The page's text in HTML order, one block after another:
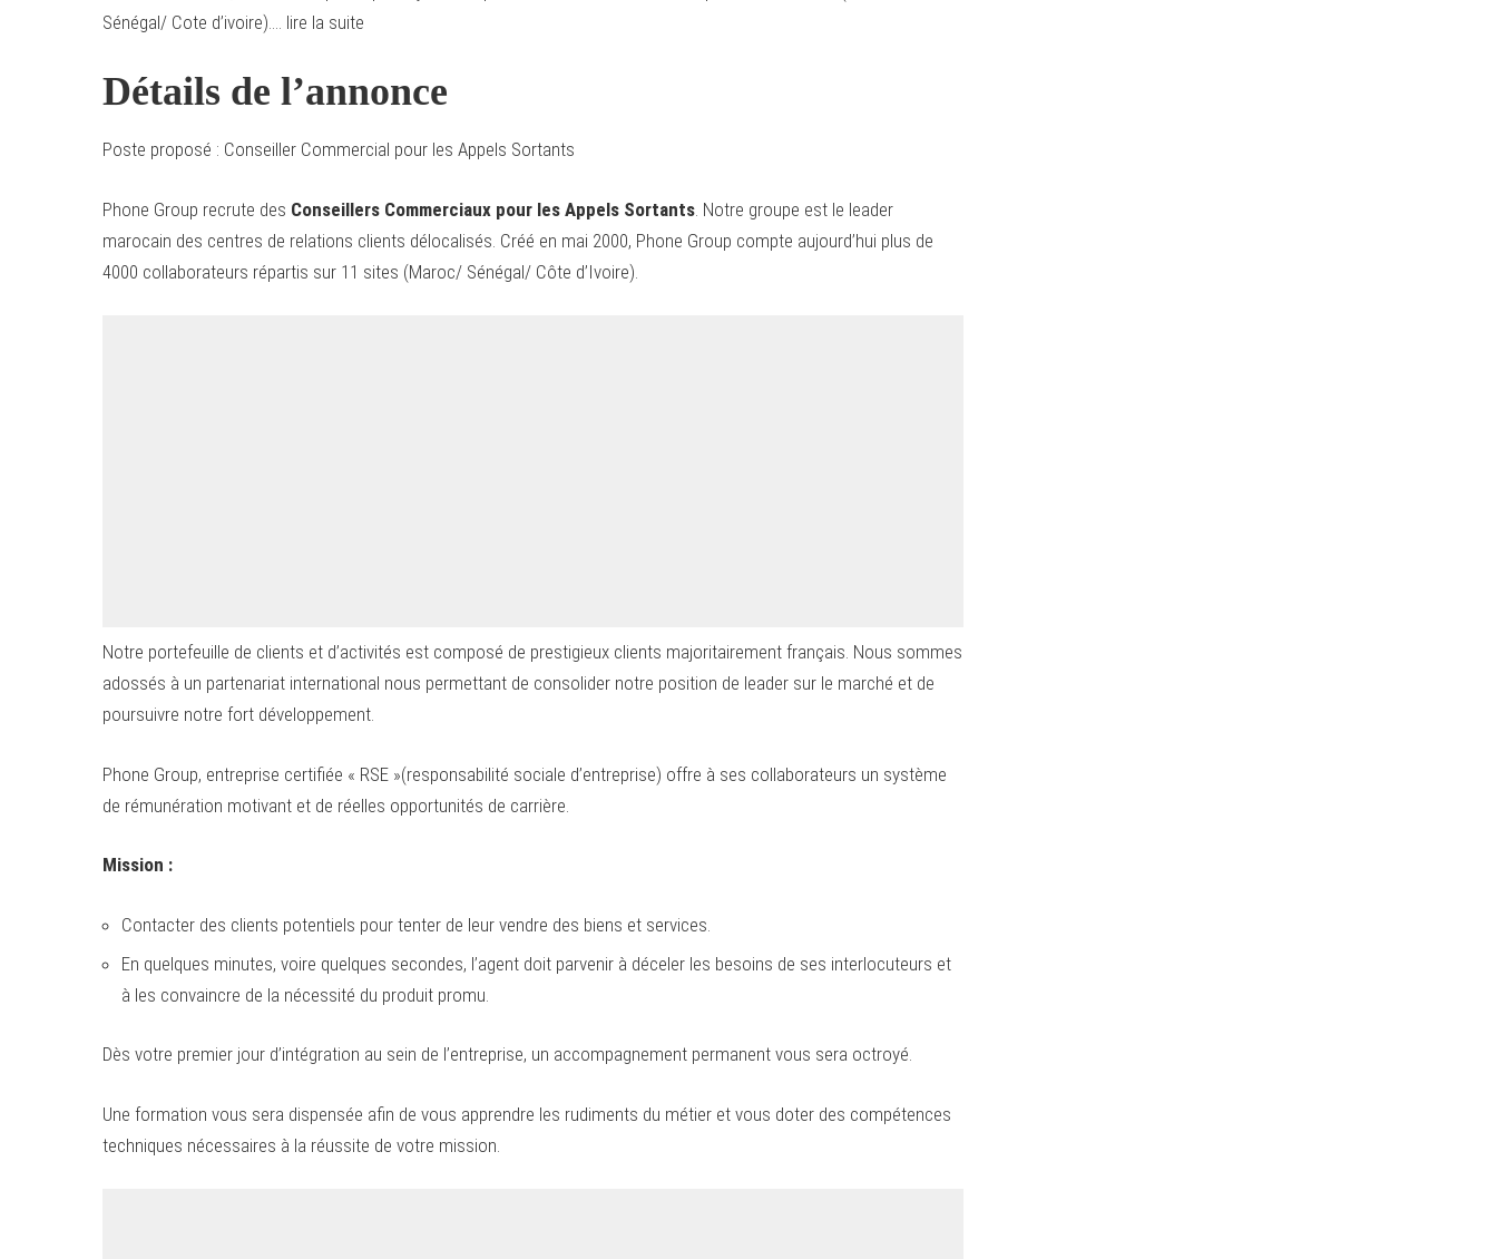
Sénégal/ Cote d’ivoire)…. lire la suite
Détails de l’annonce
Poste proposé : Conseiller Commercial pour les Appels Sortants
Phone Group recrute des Conseillers Commerciaux pour les Appels Sortants . Notre groupe est le leader
marocain des centres de relations clients délocalisés. Créé en mai 2000, Phone Group compte aujourd’hui plus de
4000 collaborateurs répartis sur 11 sites (Maroc/ Sénégal/ Côte d’Ivoire).
Notre portefeuille de clients et d’activités est composé de prestigieux clients majoritairement français. Nous sommes
adossés à un partenariat international nous permettant de consolider notre position de leader sur le marché et de
poursuivre notre fort développement.
Phone Group, entreprise certifiée « RSE »(responsabilité sociale d’entreprise) offre à ses collaborateurs un système
de rémunération motivant et de réelles opportunités de carrière.
Mission :
Contacter des clients potentiels pour tenter de leur vendre des biens et services.
En quelques minutes, voire quelques secondes, l’agent doit parvenir à déceler les besoins de ses interlocuteurs et
à les convaincre de la nécessité du produit promu.
Dès votre premier jour d’intégration au sein de l’entreprise, un accompagnement permanent vous sera octroyé.
Une formation vous sera dispensée afin de vous apprendre les rudiments du métier et vous doter des compétences
techniques nécessaires à la réussite de votre mission.